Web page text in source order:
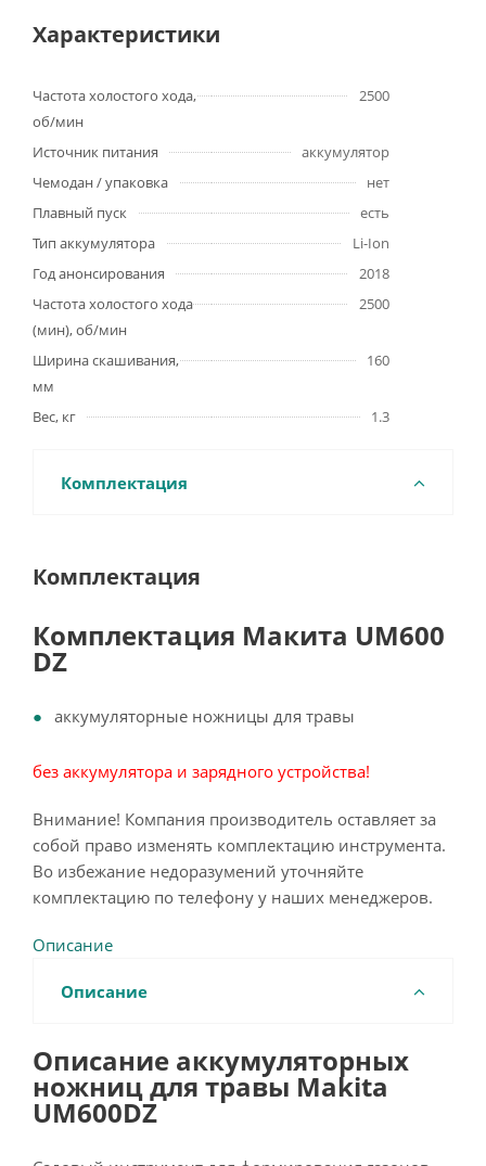
Характеристики
Частота холостого хода,
об/мин
2500
Источник питания
аккумулятор
Чемодан / упаковка
нет
Плавный пуск
есть
Тип аккумулятора
Li-Ion
Год анонсирования
2018
Частота холостого хода
(мин), об/мин
2500
Ширина скашивания,
мм
160
Вес, кг 1.3
Комплектация
Комплектация
Комплектация Макита UM600
DZ
аккумуляторные ножницы для травы
без аккумулятора и зарядного устройства!
Внимание! Компания производитель оставляет за
собой право изменять комплектацию инструмента.
Во избежание недоразумений уточняйте
комплектацию по телефону у наших менеджеров.
Описание
Описание
Описание аккумуляторных
ножниц для травы Makita
UM600DZ